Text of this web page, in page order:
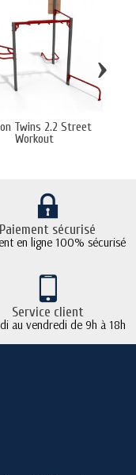
Twins 2.2 Street
Workout
›
Paiement sécurisé
en ligne 100% sécurisé
Service client
au vendredi de 9h à 18h